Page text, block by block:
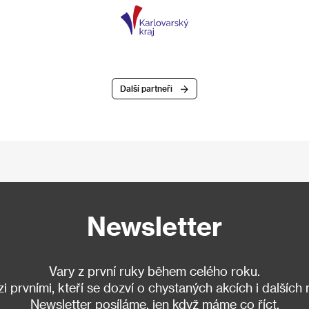
Další partneři
Newsletter
Vary z první ruky během celého roku.
prvními, kteří se dozví o chystaných akcích i dalších
Newsletter posíláme, jen když máme co říct.